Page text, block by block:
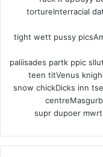
tortureInterracial
tight wett pussy
paliisades partk ppic
teen titVenus
snow chickDicks inn
supr dupoer